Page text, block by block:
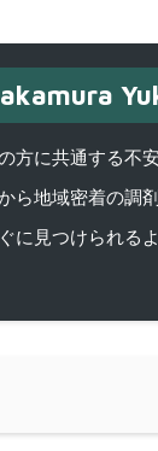
方に共通する不
ら地域密着の調
に見つけられ